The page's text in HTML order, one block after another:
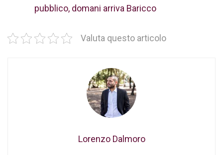
pubblico, domani arriva Baricco
Valuta questo articolo
Lorenzo Dalmoro